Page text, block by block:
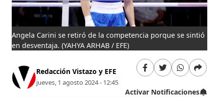
Angela Carini se retiró de la competencia porque se sintió
en desventaja.(YAHYA ARHAB / EFE)
Redacción Vistazo y EFE
jueves, 1 agosto 2024 - 12:45
Activar Notificaciones